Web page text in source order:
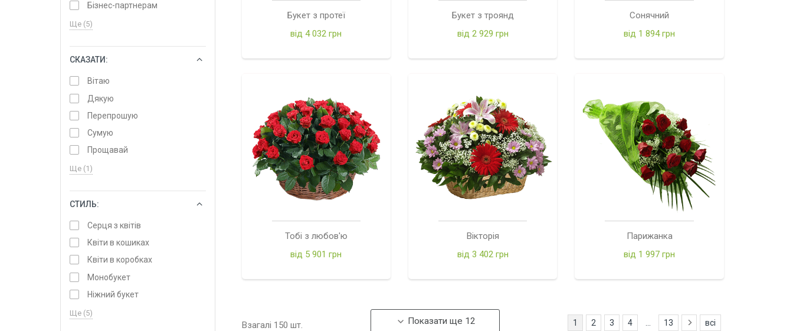
Бізнес-партнерам
Ще (5)
СКАЗАТИ:
Вітаю
Дякую
Перепрошую
Сумую
Прощавай
Ще (1)
СТИЛЬ:
Серця з квітів
Квіти в кошиках
Квіти в коробках
Монобукет
Ніжний букет
Ще (5)
Букет з протеї
від 4 032 грн
Букет з троянд
від 2 929 грн
Сонячний
від 1 894 грн
Тобі з любов'ю
від 5 901 грн
Вікторія
від 3 402 грн
Парижанка
від 1 997 грн
Взагалі 150 шт. Показати ще 12 1 2 3 4 13 всі